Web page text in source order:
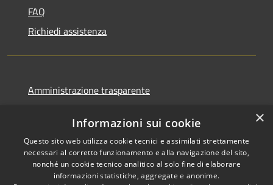
FAQ
Richiedi assistenza
Amministrazione trasparente
Dichiarazione di accessibilità
×
Informazioni sui cookie
Questo sito web utilizza cookie tecnici e assimilati strettamente
necessari al corretto funzionamento e alla navigazione del sito,
nonché un cookie tecnico analitico al solo fine di elaborare
informazioni statistiche, aggregate e anonime.